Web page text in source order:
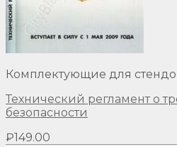
Комплектующие для
Технический регламент о
безопасности
₽149.00